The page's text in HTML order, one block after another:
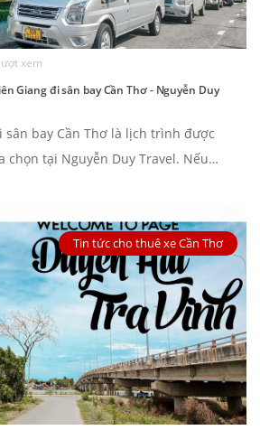
xem
Giang đi sân bay Cần Thơ - Nguyễn Duy
sân bay Cần Thơ là lịch trình được
chọn tại Nguyễn Duy Travel. Nếu
mắc không ...
Tin tức cho thuê xe Cần Thơ